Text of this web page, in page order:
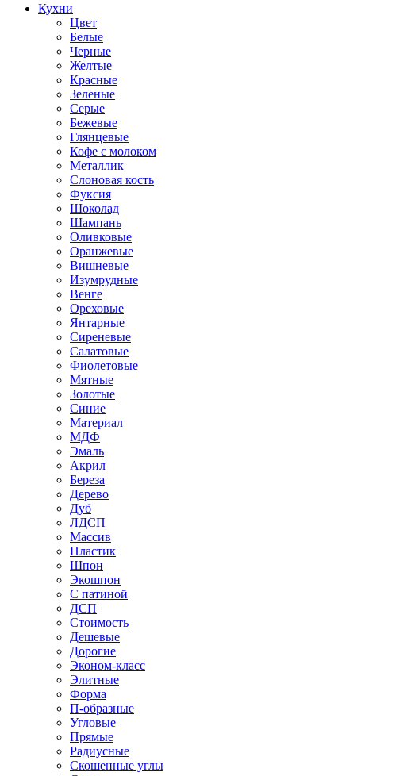
Кухни
Цвет
Белые
Черные
Желтые
Красные
Зеленые
Серые
Бежевые
Глянцевые
Кофе с молоком
Металлик
Слоновая кость
Фуксия
Шоколад
Шампань
Оливковые
Оранжевые
Вишневые
Изумрудные
Венге
Ореховые
Янтарные
Сиреневые
Салатовые
Фиолетовые
Мятные
Золотые
Синие
Материал
МДФ
Эмаль
Акрил
Береза
Дерево
Дуб
ЛДСП
Массив
Пластик
Шпон
Экошпон
С патиной
ДСП
Стоимость
Дешевые
Дорогие
Эконом-класс
Элитные
Форма
П-образные
Угловые
Прямые
Радиусные
Скошенные углы